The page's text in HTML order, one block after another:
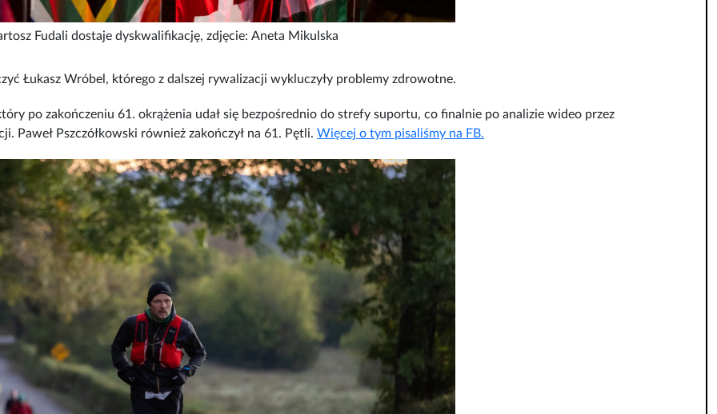
Fudali dostaje dyskwalifikację, zdjęcie: Aneta Mikulska
Łukasz Wróbel, którego z dalszej rywalizacji wykluczyły problemy zdrowotne.
po zakończeniu 61. okrążenia udał się bezpośrednio do strefy suportu, co finalnie po analizie wideo przez
Paweł Pszczółkowski również zakończył na 61. Pętli. Więcej o tym pisaliśmy na FB.